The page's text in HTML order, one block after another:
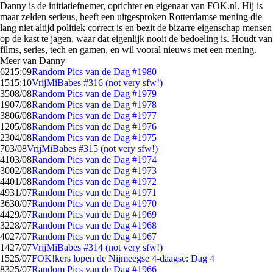
Danny is de initiatiefnemer, oprichter en eigenaar van FOK.nl. Hij is
maar zelden serieus, heeft een uitgesproken Rotterdamse mening die
lang niet altijd politiek correct is en bezit de bizarre eigenschap mensen
op de kast te jagen, waar dat eigenlijk nooit de bedoeling is. Houdt van
films, series, tech en gamen, en wil vooral nieuws met een mening.
Meer van Danny
6215:09Random Pics van de Dag #1980
1515:10VrijMiBabes #316 (not very sfw!)
3508/08Random Pics van de Dag #1979
1907/08Random Pics van de Dag #1978
3806/08Random Pics van de Dag #1977
1205/08Random Pics van de Dag #1976
2304/08Random Pics van de Dag #1975
703/08VrijMiBabes #315 (not very sfw!)
4103/08Random Pics van de Dag #1974
3002/08Random Pics van de Dag #1973
4401/08Random Pics van de Dag #1972
4931/07Random Pics van de Dag #1971
3630/07Random Pics van de Dag #1970
4429/07Random Pics van de Dag #1969
3228/07Random Pics van de Dag #1968
4027/07Random Pics van de Dag #1967
1427/07VrijMiBabes #314 (not very sfw!)
1525/07FOK!kers lopen de Nijmeegse 4-daagse: Dag 4
8325/07Random Pics van de Dag #1966